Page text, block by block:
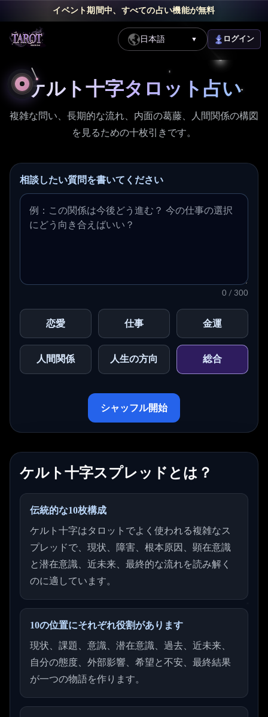
イベント期間中、すべての占い機能が無料
日本語 ▼ ログイン
ケルト十字タロット占い - AI 深層スプレッド解釈
ケルト十字タロット占い
複雑な問い、長期的な流れ、内面の葛藤、人間関係の構図
を見るための十枚引きです。
相談したい質問を書いてください
0 / 300
恋愛 仕事 金運
人間関係 人生の方向 総合
シャッフル開始
ケルト十字スプレッドとは？
伝統的な10枚構成
ケルト十字はタロットでよく使われる複雑なス
プレッドで、現状、障害、根本原因、顕在意識
と潜在意識、近未来、最終的な流れを読み解く
のに適しています。
10の位置にそれぞれ役割があります
現状、課題、意識、潜在意識、過去、近未来、
自分の態度、外部影響、希望と不安、最終結果
が一つの物語を作ります。